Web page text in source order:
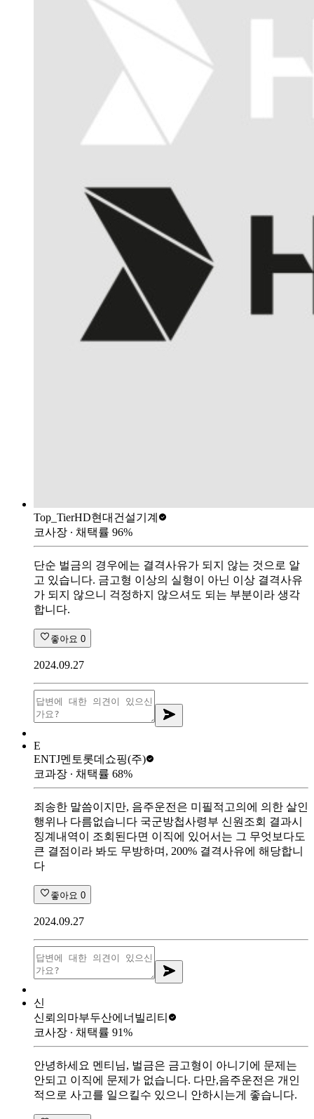
Top_TierHD현대건설기계
코사장 ∙ 채택률 96%
단순 벌금의 경우에는 결격사유가 되지 않는 것으로 알
고 있습니다. 금고형 이상의 실형이 아닌 이상 결격사유
가 되지 않으니 걱정하지 않으셔도 되는 부분이라 생각
합니다.
좋아요 0
2024.09.27
E
ENTJ멘토롯데쇼핑(주)
코과장 ∙ 채택률 68%
죄송한 말씀이지만, 음주운전은 미필적고의에 의한 살인
행위나 다름없습니다 국군방첩사령부 신원조회 결과시
징계내역이 조회된다면 이직에 있어서는 그 무엇보다도
큰 결점이라 봐도 무방하며, 200% 결격사유에 해당합니
다
좋아요 0
2024.09.27
신
신뢰의마부두산에너빌리티
코사장 ∙ 채택률 91%
안녕하세요 멘티님, 벌금은 금고형이 아니기에 문제는
안되고 이직에 문제가 없습니다. 다만,음주운전은 개인
적으로 사고를 일으킬수 있으니 안하시는게 좋습니다.